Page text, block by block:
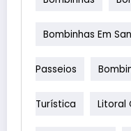
Bombinhas Em
Passeios
Turística Litoral